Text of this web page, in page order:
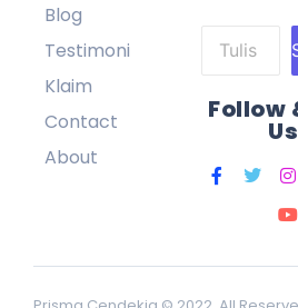
Blog
Testimoni
Klaim
Contact
About
Follow